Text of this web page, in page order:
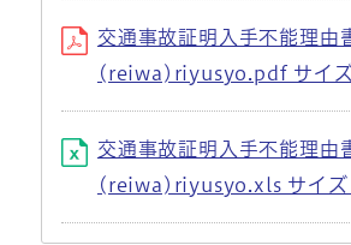
交通事故証明入手不能理由
(reiwa)riyusyo.pdf サイ
交通事故証明入手不能理由
(reiwa)riyusyo.xls サイ